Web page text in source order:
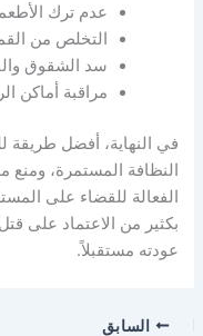
عدم ترك
التخلص من
سد الشقوق
مراقبة أماكن
في النهاية، أفضل طريقة
النظافة المستمرة، ومنع
الفعالة للقضاء على
بكثير من الاعتماد على
عودته مستقبلاً.
السابق